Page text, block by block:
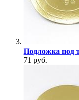
Подложка под
71 руб.